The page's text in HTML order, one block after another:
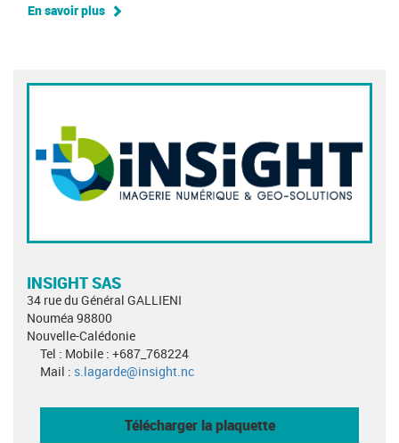
En savoir plus
INSIGHT SAS
34 rue du Général GALLIENI
Nouméa 98800
Nouvelle-Calédonie
Tel : Mobile : +687_768224
Mail : s.lagarde@insight.nc
Télécharger la plaquette